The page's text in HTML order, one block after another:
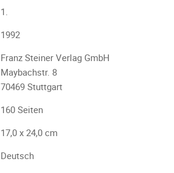
1.
1992
Franz Steiner Verlag GmbH
Maybachstr. 8
70469 Stuttgart
160 Seiten
17,0 x 24,0 cm
Deutsch